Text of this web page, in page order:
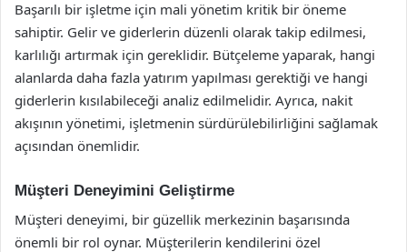
Başarılı bir işletme için mali yönetim kritik bir öneme
sahiptir. Gelir ve giderlerin düzenli olarak takip edilmesi,
karlılığı artırmak için gereklidir. Bütçeleme yaparak, hangi
alanlarda daha fazla yatırım yapılması gerektiği ve hangi
giderlerin kısılabileceği analiz edilmelidir. Ayrıca, nakit
akışının yönetimi, işletmenin sürdürülebilirliğini sağlamak
açısından önemlidir.
Müşteri Deneyimini Geliştirme
Müşteri deneyimi, bir güzellik merkezinin başarısında
önemli bir rol oynar. Müşterilerin kendilerini özel